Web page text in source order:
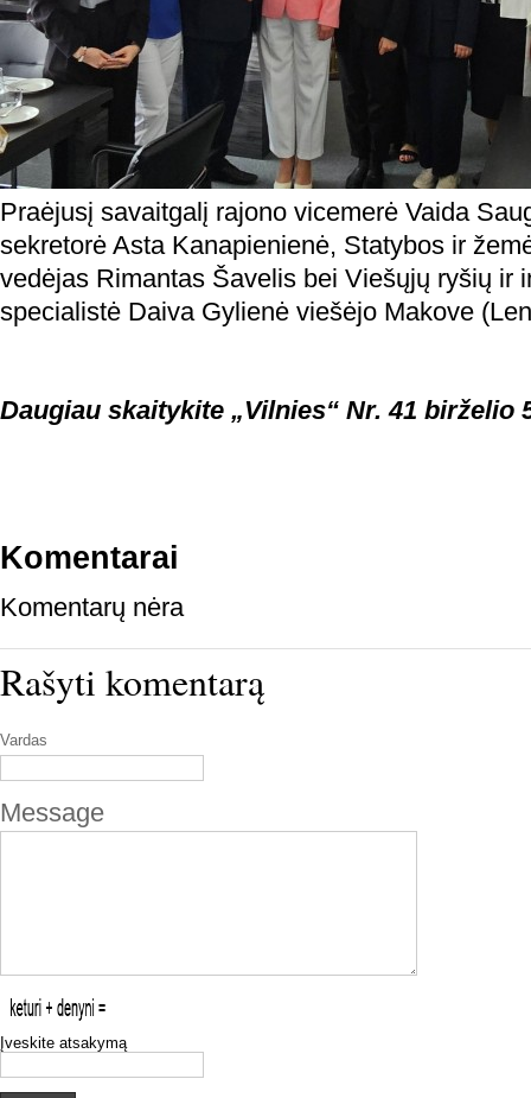
Praėjusį savaitgalį rajono vicemerė Vaida
sekretorė Asta Kanapienienė, Statybos ir
vedėjas Rimantas Šavelis bei Viešųjų ryšių ir
specialistė Daiva Gylienė viešėjo Makove
Daugiau skaitykite „Vilnies“ Nr. 41 birželio
Komentarai
Komentarų nėra
Rašyti komentarą
Vardas
Message
Įveskite atsakymą